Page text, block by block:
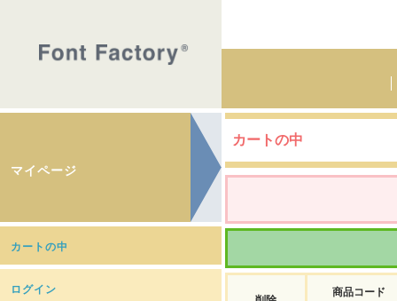
マイページ
カートの中
ログイン
カートの中
商品コード